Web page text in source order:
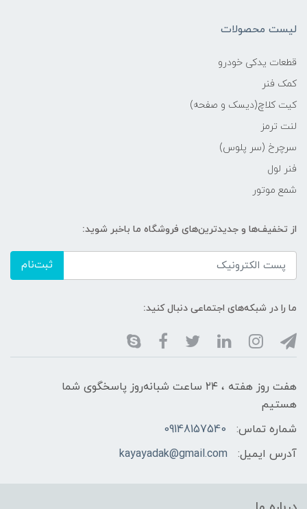
لیست محصولات
قطعات یدکی خودرو
کمک فنر
کیت کلاچ(دیسک و صفحه)
لنت ترمز
سرچرخ (سر پلوس)
فنر لول
شمع موتور
از تخفیف‌ها و جدیدترین‌های فروشگاه ما باخبر شوید:
ثبت‌نام
ما را در شبکه‌های اجتماعی دنبال کنید:
هفت روز هفته ، ۲۴ ساعت شبانه‌روز پاسخگوی شما
هستیم
شماره تماس:
09148157540
آدرس ایمیل:
kayayadak@gmail.com